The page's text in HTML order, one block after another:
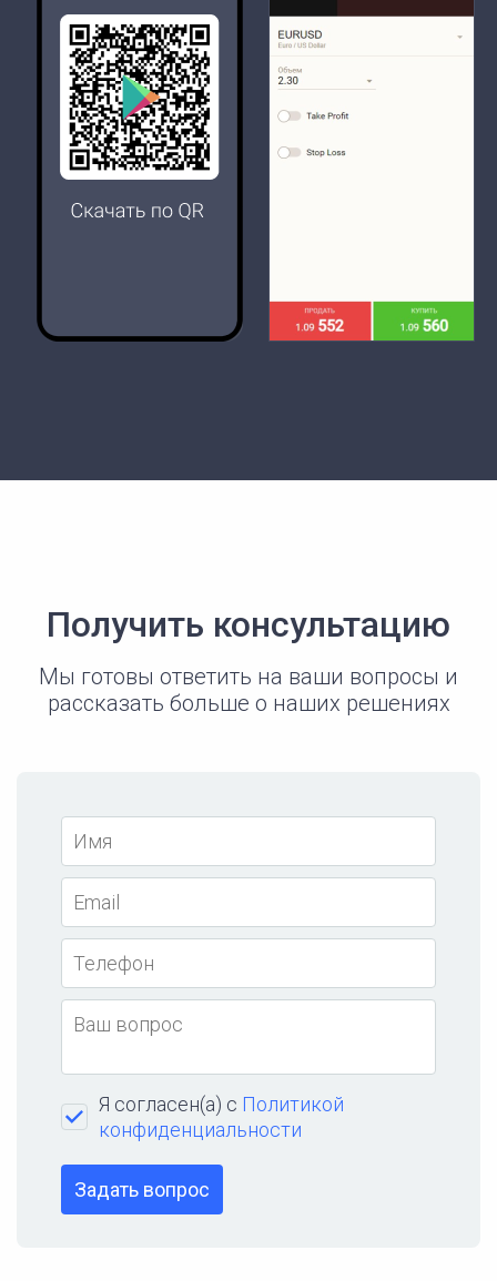
Получить консультацию
Мы готовы ответить на ваши вопросы и
рассказать больше о наших решениях
Я согласен(а) с Политикой
конфиденциальности